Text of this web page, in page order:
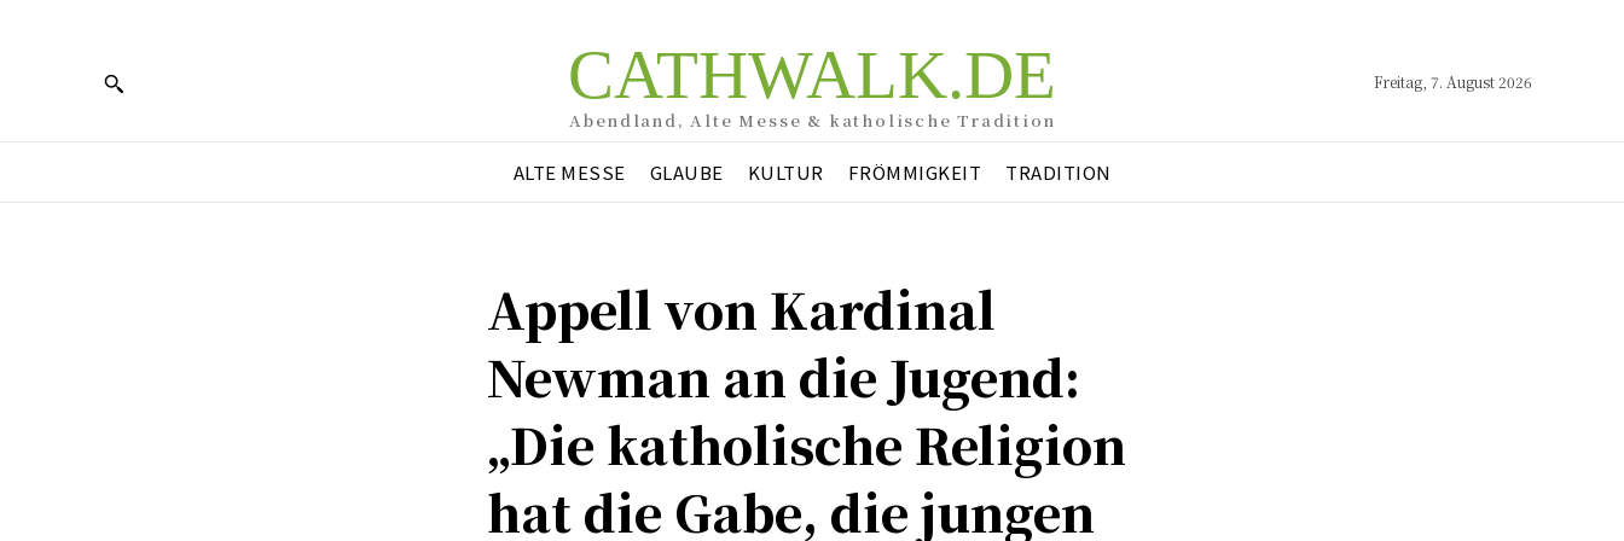
CATHWALK.DE
Abendland, Alte Messe & katholische Tradition
Freitag, 7. August 2026
ALTE MESSE GLAUBE KULTUR FRÖMMIGKEIT TRADITION
Appell von Kardinal
Newman an die Jugend:
„Die katholische Religion
hat die Gabe, die jungen